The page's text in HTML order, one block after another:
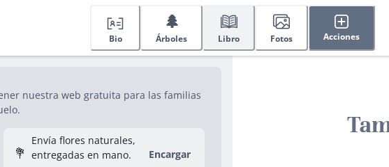
Bio
🌲
Árboles Libro Fotos Acciones
nuestra web gratuita para las familias
💐
Envía flores naturales,
entregadas en mano.
Encargar